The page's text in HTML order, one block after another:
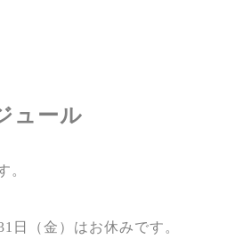
ュール
。
日（金）はお休みです。